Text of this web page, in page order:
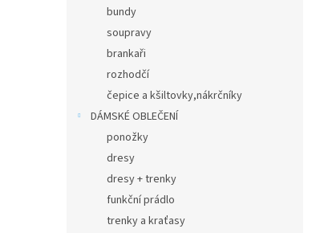
bundy
soupravy
brankaři
rozhodčí
čepice a kšiltovky,nákrčníky
DÁMSKÉ OBLEČENÍ
ponožky
dresy
dresy + trenky
funkční prádlo
trenky a kraťasy